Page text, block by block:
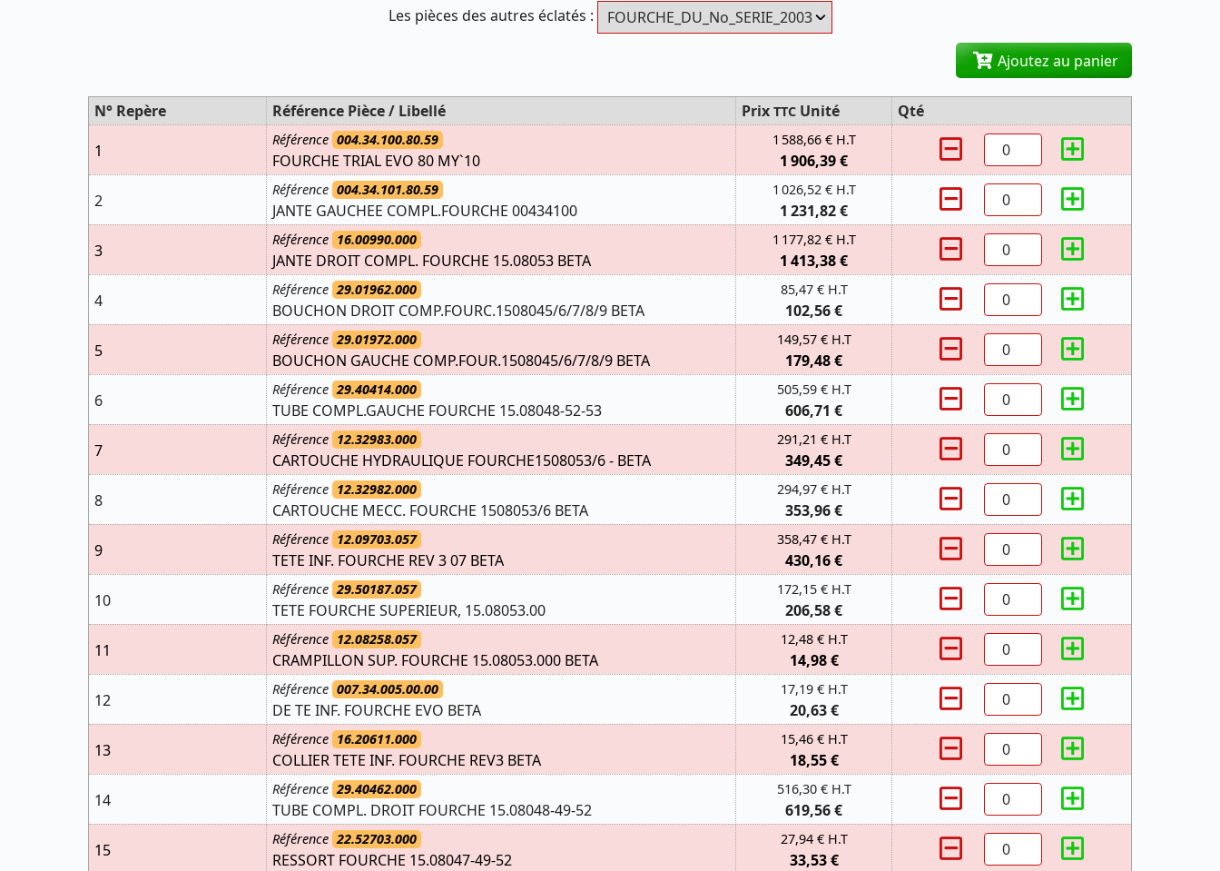
Les pièces des autres éclatés :
Ajoutez au panier
N° Repère Référence Pièce / Libellé Prix TTC Unité
Qté
1
Référence 004.34.100.80.59
FOURCHE TRIAL EVO 80 MY`10
1 588,66 € H.T
1 906,39 €
2
Référence 004.34.101.80.59
JANTE GAUCHEE COMPL.FOURCHE 00434100
1 026,52 € H.T
1 231,82 €
3
Référence 16.00990.000
JANTE DROIT COMPL. FOURCHE 15.08053 BETA
1 177,82 € H.T
1 413,38 €
4
Référence 29.01962.000
BOUCHON DROIT COMP.FOURC.1508045/6/7/8/9 BETA
85,47 € H.T
102,56 €
5
Référence 29.01972.000
BOUCHON GAUCHE COMP.FOUR.1508045/6/7/8/9 BETA
149,57 € H.T
179,48 €
6
Référence 29.40414.000
TUBE COMPL.GAUCHE FOURCHE 15.08048-52-53
505,59 € H.T
606,71 €
7
Référence 12.32983.000
CARTOUCHE HYDRAULIQUE FOURCHE1508053/6 - BETA
291,21 € H.T
349,45 €
8
Référence 12.32982.000
CARTOUCHE MECC. FOURCHE 1508053/6 BETA
294,97 € H.T
353,96 €
9
Référence 12.09703.057
TETE INF. FOURCHE REV 3 07 BETA
358,47 € H.T
430,16 €
10
Référence 29.50187.057
TETE FOURCHE SUPERIEUR, 15.08053.00
172,15 € H.T
206,58 €
11
Référence 12.08258.057
CRAMPILLON SUP. FOURCHE 15.08053.000 BETA
12,48 € H.T
14,98 €
12
Référence 007.34.005.00.00
DE TE INF. FOURCHE EVO BETA
17,19 € H.T
20,63 €
13
Référence 16.20611.000
COLLIER TETE INF. FOURCHE REV3 BETA
15,46 € H.T
18,55 €
14
Référence 29.40462.000
TUBE COMPL. DROIT FOURCHE 15.08048-49-52
516,30 € H.T
619,56 €
15
Référence 22.52703.000
RESSORT FOURCHE 15.08047-49-52
27,94 € H.T
33,53 €